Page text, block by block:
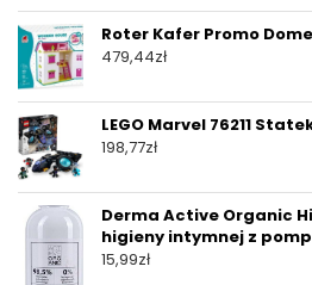
Roter Kafer Promo
479,44zł
LEGO Marvel 76211
198,77zł
Derma Active Organic
higieny intymnej z
15,99zł